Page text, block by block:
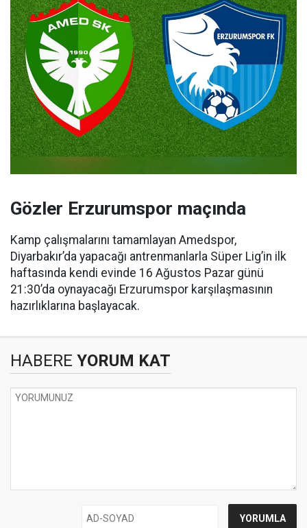
Gözler Erzurumspor maçında
Kamp çalışmalarını tamamlayan Amedspor,
Diyarbakır’da yapacağı antrenmanlarla Süper Lig’in ilk
haftasında kendi evinde 16 Ağustos Pazar günü
21:30’da oynayacağı Erzurumspor karşılaşmasının
hazırlıklarına başlayacak.
HABERE YORUM KAT